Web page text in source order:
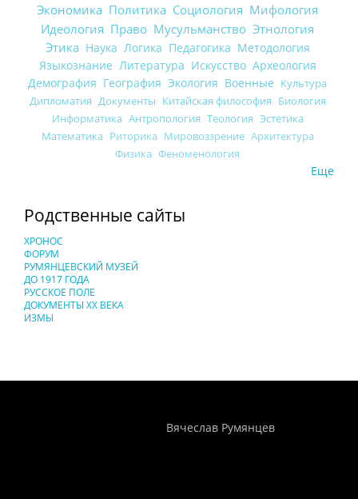
Экономика Политика Социология Мифология
Идеология Право Мусульманство Этнология
Этика Наука Логика Педагогика Методология
Языкознание Литература Искусство Археология
Демография География Экология Военные Культура
Дипломатия Документы Китайская философия Биология
Информатика Антропология Теология Эстетика
Математика Риторика Мировоззрение Архитектура
Физика Феноменология
Еще
Родственные сайты
ХРОНОС
ФОРУМ
РУМЯНЦЕВСКИЙ МУЗЕЙ
ДО 1917 ГОДА
РУССКОЕ ПОЛЕ
ДОКУМЕНТЫ XX ВЕКА
ИЗМЫ
Вячеслав Румянцев